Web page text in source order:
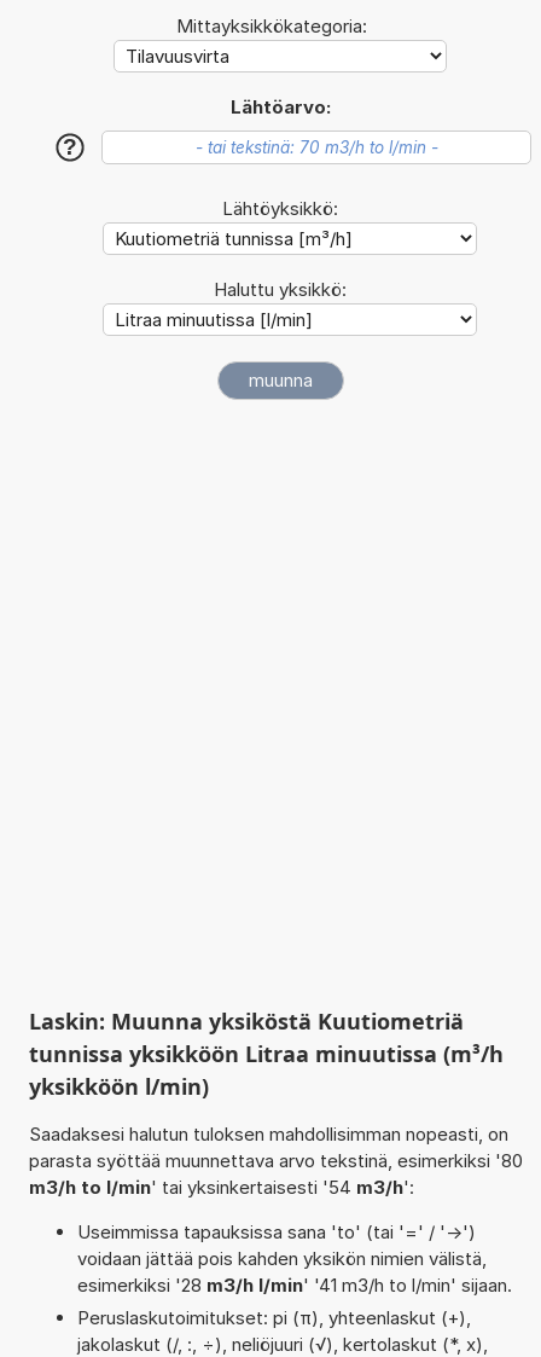
Mittayksikkökategoria:
Lähtöarvo:
?
Lähtöyksikkö:
Haluttu yksikkö:
Laskin: Muunna yksiköstä Kuutiometriä
tunnissa yksikköön Litraa minuutissa (m³/h
yksikköön l/min)
Saadaksesi halutun tuloksen mahdollisimman nopeasti, on
parasta syöttää muunnettava arvo tekstinä, esimerkiksi '80
m3/h to l/min' tai yksinkertaisesti '54 m3/h':
Useimmissa tapauksissa sana 'to' (tai '=' / '->')
voidaan jättää pois kahden yksikön nimien välistä,
esimerkiksi '28 m3/h l/min' '41 m3/h to l/min' sijaan.
Peruslaskutoimitukset: pi (π), yhteenlaskut (+),
jakolaskut (/, :, ÷), neliöjuuri (√), kertolaskut (*, x),